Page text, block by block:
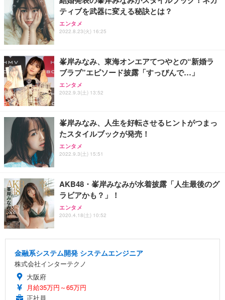
ティブを武器に変える秘訣とは？
エンタメ
2022.8.23(火) 16:25
峯岸みなみ、東海オンエアてつやとの“新婚ラ
ブラブ”エピソード披露「すっぴんで…」
エンタメ
2022.9.3(土) 13:52
峯岸みなみ、人生を好転させるヒントがつまっ
たスタイルブックが発売！
エンタメ
2022.9.3(土) 15:51
AKB48・峯岸みなみが水着披露「人生最後のグ
ラビアかも？」！
エンタメ
2020.4.18(土) 10:52
金融系システム開発 システムエンジニア
株式会社インターテクノ
大阪府
月給35万円～65万円
正社員